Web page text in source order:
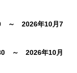
～ 2026年10月7
～ 2026年10月